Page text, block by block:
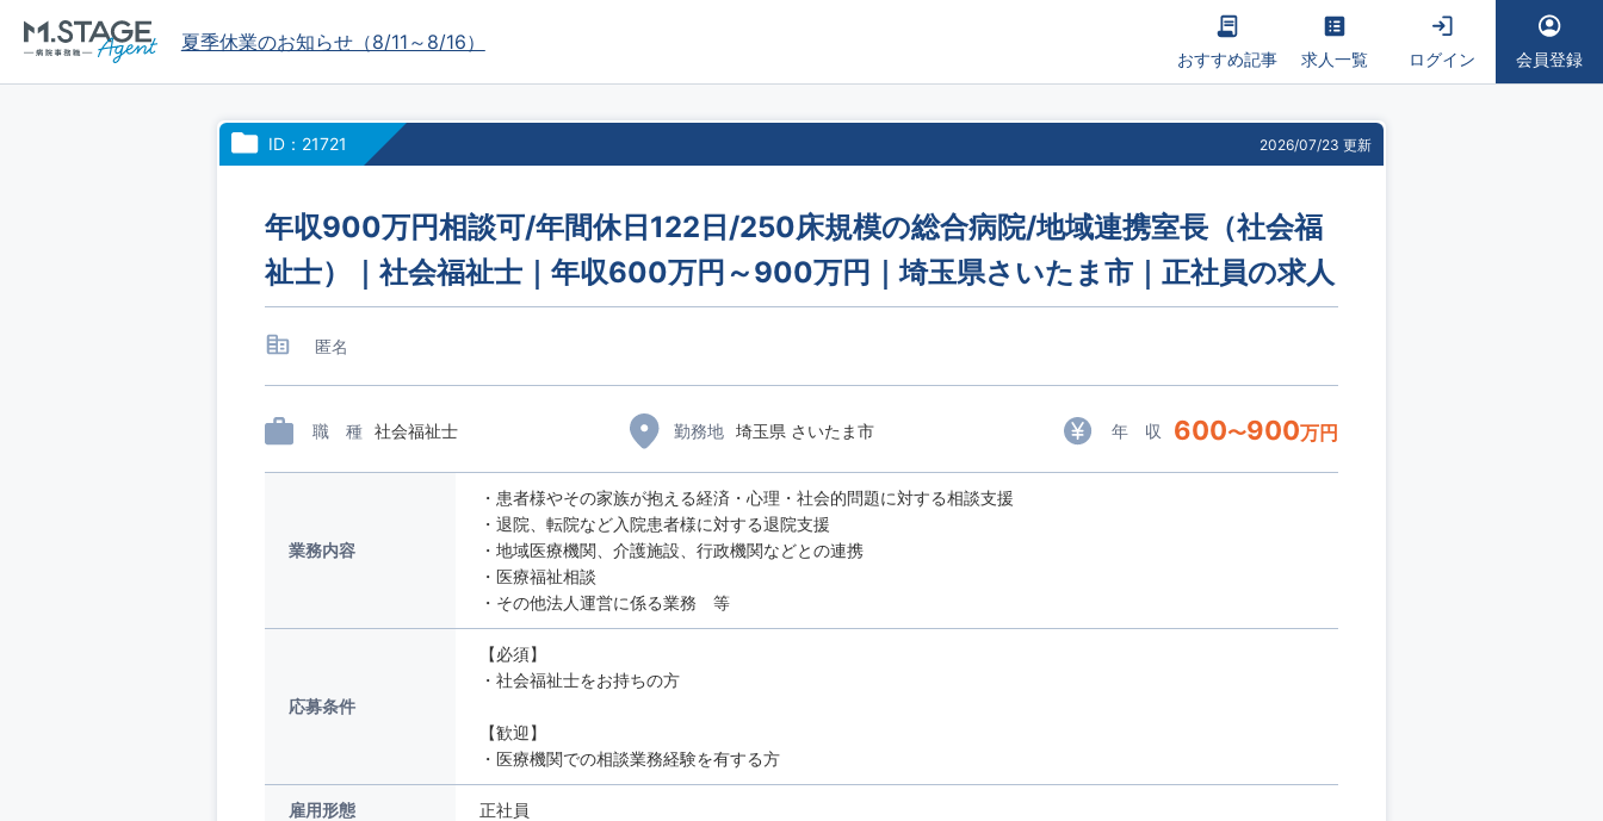
夏季休業のお知らせ（8/11～8/16）
おすすめ記事 求人一覧 ログイン 会員登録
ID：21721 2026/07/23 更新
年収900万円相談可/年間休日122日/250床規模の総合病院/地域連携室長（社会福
祉士）｜社会福祉士｜年収600万円～900万円｜埼玉県さいたま市｜正社員の求人
匿名
職 種 社会福祉士 勤務地 埼玉県 さいたま市 年 収 600〜900万円
業務内容
・患者様やその家族が抱える経済・心理・社会的問題に対する相談支援
・退院、転院など入院患者様に対する退院支援
・地域医療機関、介護施設、行政機関などとの連携
・医療福祉相談
・その他法人運営に係る業務 等
応募条件
【必須】
・社会福祉士をお持ちの方
【歓迎】
・医療機関での相談業務経験を有する方
雇用形態 正社員